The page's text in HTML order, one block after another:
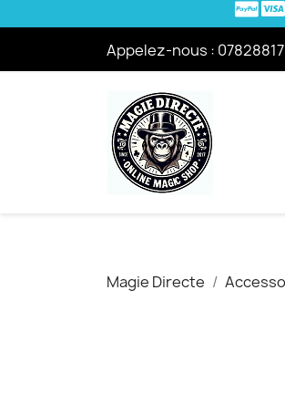
Appelez-nous :
Magie Directe